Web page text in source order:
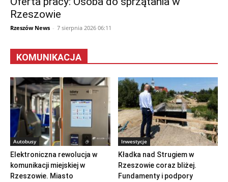
Rzeszowie
Rzeszów News - 7 sierpnia 2026 06:11
KOMUNIKACJA
Autobusy
Elektroniczna rewolucja w
komunikacji miejskiej w
Rzeszowie. Miasto
Inwestycje
Kładka nad Strugiem w
Rzeszowie coraz bliżej.
Fundamenty i podpory